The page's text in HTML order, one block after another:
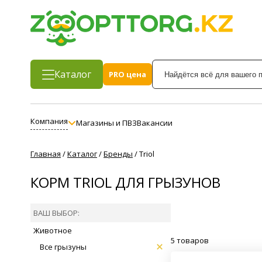
Каталог PRO цена
Компания Магазины и ПВЗВакансии
Главная /Каталог/Бренды /Triol
КОРМ TRIOL ДЛЯ ГРЫЗУНОВ
ВАШ ВЫБОР:
Животное
Все грызуны
5 товаров